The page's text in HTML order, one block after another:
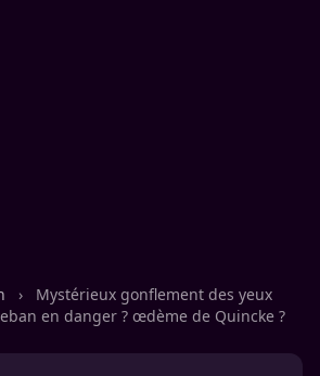
›
Mystérieux gonflement des yeux
en danger ? œdème de Quincke ?